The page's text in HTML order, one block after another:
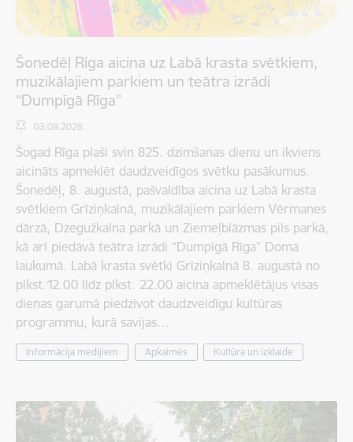
Šonedēļ Rīga aicina uz Labā krasta svētkiem,
muzikālajiem parkiem un teātra izrādi
“Dumpīgā Rīga”
03.08.2026.
Šogad Rīga plaši svin 825. dzimšanas dienu un ikviens
aicināts apmeklēt daudzveidīgos svētku pasākumus.
Šonedēļ, 8. augustā, pašvaldība aicina uz Labā krasta
svētkiem Grīziņkalnā, muzikālajiem parkiem Vērmanes
dārzā, Dzegužkalna parkā un Ziemeļblāzmas pils parkā,
kā arī piedāvā teātra izrādi “Dumpīgā Rīga” Doma
laukumā. Labā krasta svētki Grīziņkalnā 8. augustā no
plkst.12.00 līdz plkst. 22.00 aicina apmeklētājus visas
dienas garumā piedzīvot daudzveidīgu kultūras
programmu, kurā savijas…
Informācija medijiem Apkaimēs Kultūra un izklaide